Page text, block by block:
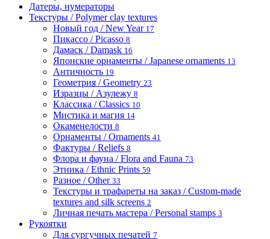
Датеры, нумераторы
Текстуры / Polymer clay textures
Новый год / New Year 17
Пикассо / Picasso 8
Дамаск / Damask 16
Японские орнаменты / Japanese ornaments 13
Античность 19
Геометрия / Geometry 23
Изразцы / Азулежу 8
Классика / Classics 10
Мистика и магия 14
Окаменелости 8
Орнаменты / Ornaments 41
Фактуры / Reliefs 8
Флора и фауна / Flora and Fauna 73
Этника / Ethnic Prints 59
Разное / Other 33
Текстуры и трафареты на заказ / Custom-made
textures and silk screens 2
Личная печать мастера / Personal stamps 3
Рукоятки
Для сургучных печатей 7